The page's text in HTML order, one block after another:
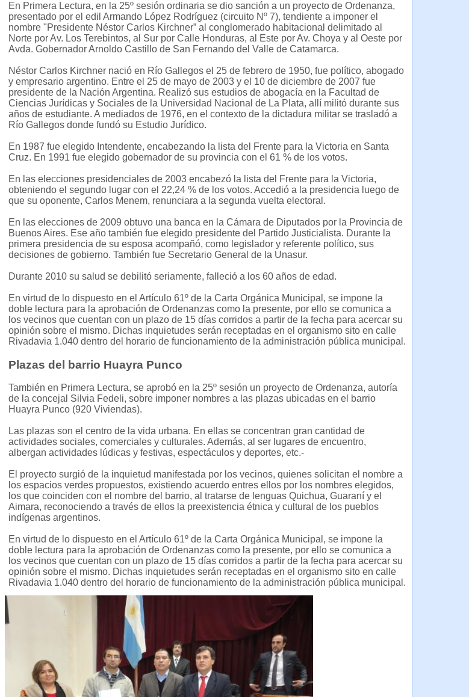
En Primera Lectura, en la 25º sesión ordinaria se dio sanción a un proyecto de Ordenanza,
presentado por el edil Armando López Rodríguez (circuito Nº 7), tendiente a imponer el
nombre "Presidente Néstor Carlos Kirchner” al conglomerado habitacional delimitado al
Norte por Av. Los Terebintos, al Sur por Calle Honduras, al Este por Av. Choya y al Oeste por
Avda. Gobernador Arnoldo Castillo de San Fernando del Valle de Catamarca.
Néstor Carlos Kirchner nació en Río Gallegos el 25 de febrero de 1950, fue político, abogado
y empresario argentino. Entre el 25 de mayo de 2003 y el 10 de diciembre de 2007 fue
presidente de la Nación Argentina. Realizó sus estudios de abogacía en la Facultad de
Ciencias Jurídicas y Sociales de la Universidad Nacional de La Plata, allí militó durante sus
años de estudiante. A mediados de 1976, en el contexto de la dictadura militar se trasladó a
Río Gallegos donde fundó su Estudio Jurídico.
En 1987 fue elegido Intendente, encabezando la lista del Frente para la Victoria en Santa
Cruz. En 1991 fue elegido gobernador de su provincia con el 61 % de los votos.
En las elecciones presidenciales de 2003 encabezó la lista del Frente para la Victoria,
obteniendo el segundo lugar con el 22,24 % de los votos. Accedió a la presidencia luego de
que su oponente, Carlos Menem, renunciara a la segunda vuelta electoral.
En las elecciones de 2009 obtuvo una banca en la Cámara de Diputados por la Provincia de
Buenos Aires. Ese año también fue elegido presidente del Partido Justicialista. Durante la
primera presidencia de su esposa acompañó, como legislador y referente político, sus
decisiones de gobierno. También fue Secretario General de la Unasur.
Durante 2010 su salud se debilitó seriamente, falleció a los 60 años de edad.
En virtud de lo dispuesto en el Artículo 61º de la Carta Orgánica Municipal, se impone la
doble lectura para la aprobación de Ordenanzas como la presente, por ello se comunica a
los vecinos que cuentan con un plazo de 15 días corridos a partir de la fecha para acercar su
opinión sobre el mismo. Dichas inquietudes serán receptadas en el organismo sito en calle
Rivadavia 1.040 dentro del horario de funcionamiento de la administración pública municipal.
Plazas del barrio Huayra Punco
También en Primera Lectura, se aprobó en la 25º sesión un proyecto de Ordenanza, autoría
de la concejal Silvia Fedeli, sobre imponer nombres a las plazas ubicadas en el barrio
Huayra Punco (920 Viviendas).
Las plazas son el centro de la vida urbana. En ellas se concentran gran cantidad de
actividades sociales, comerciales y culturales. Además, al ser lugares de encuentro,
albergan actividades lúdicas y festivas, espectáculos y deportes, etc.-
El proyecto surgió de la inquietud manifestada por los vecinos, quienes solicitan el nombre a
los espacios verdes propuestos, existiendo acuerdo entres ellos por los nombres elegidos,
los que coinciden con el nombre del barrio, al tratarse de lenguas Quichua, Guaraní y el
Aimara, reconociendo a través de ellos la preexistencia étnica y cultural de los pueblos
indígenas argentinos.
En virtud de lo dispuesto en el Artículo 61º de la Carta Orgánica Municipal, se impone la
doble lectura para la aprobación de Ordenanzas como la presente, por ello se comunica a
los vecinos que cuentan con un plazo de 15 días corridos a partir de la fecha para acercar su
opinión sobre el mismo. Dichas inquietudes serán receptadas en el organismo sito en calle
Rivadavia 1.040 dentro del horario de funcionamiento de la administración pública municipal.